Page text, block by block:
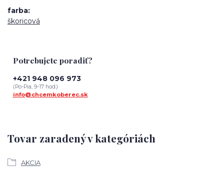
farba
škoricová
Tovar zaradený v kategóriách
AKCIA
Potrebujete poradiť?
+421 948 096 973
(Po-Pia, 9-17 hod.)
info@chcemkoberec.sk